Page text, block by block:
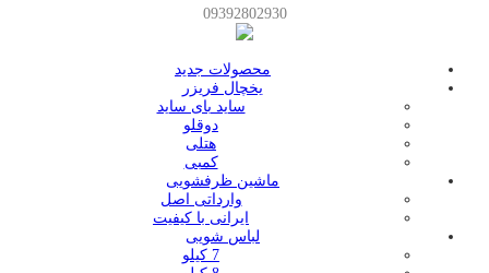
09392802930
محصولات جدید
یخچال فریزر
ساید بای ساید
دوقلو
هتلی
کمبی
ماشین ظرفشویی
وارداتی اصل
ایرانی با کیفیت
لباس شویی
7 کیلو